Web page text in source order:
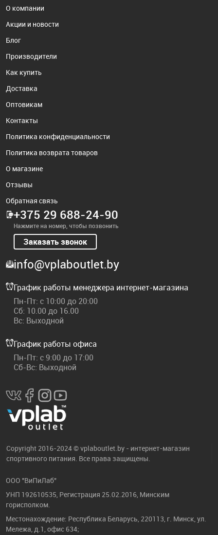
О компании
Акции и новости
Блог
Производители
Как купить
Доставка
Оптовикам
Контакты
Политика конфиденциальности
Политика возврата товаров
О магазине
Отзывы
Обратная связь
+375 29 688-24-90
Нажмите на номер, чтобы позвонить
Заказать звонок
info@vplaboutlet.by
График работы менеджера интернет-магазина
Пн-Пт: с 10:00 до 20:00
Сб: 10.00 до 16.00
Вс: Выходной
График работы офиса
Пн-Пт: с 9:00 до 17:00
Сб-Вс: Выходной
Copyright 2016-2024 © vplaboutlet.by - интернет-магазин
спортивного питания. Все права защищены.
ООО "ВиПиЛаб"
УНП 192610535, Регистрация 25.02.2016, Минским
горисполком.
Местонахождение: Республика Беларусь, 220113, г. Минск, ул.
Мележа, д.1, офис 634;